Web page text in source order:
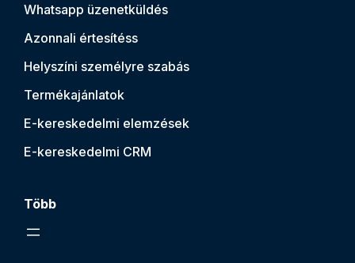
Whatsapp üzenetküldés
Azonnali értesítéss
Helyszíni személyre szabás
Termékajánlatok
E-kereskedelmi elemzések
E-kereskedelmi CRM
Több